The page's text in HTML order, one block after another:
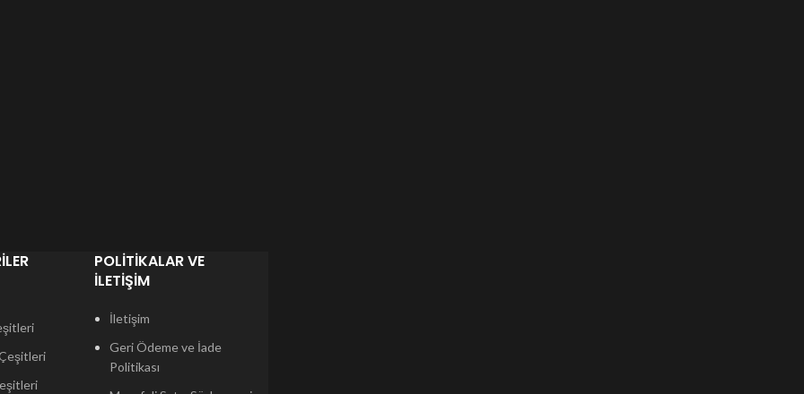
POLITIKALAR VE
İLETIŞIM
İletişim
Geri Ödeme ve İade
Politikası